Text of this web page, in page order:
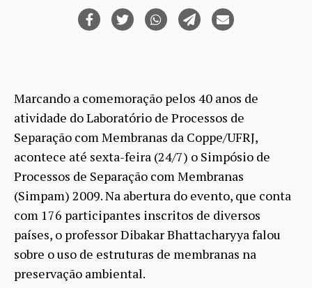
Marcando a comemoração pelos 40 anos de
atividade do Laboratório de Processos de
Separação com Membranas da Coppe/UFRJ,
acontece até sexta-feira (24/7) o Simpósio de
Processos de Separação com Membranas
(Simpam) 2009. Na abertura do evento, que conta
com 176 participantes inscritos de diversos
países, o professor Dibakar Bhattacharyya falou
sobre o uso de estruturas de membranas na
preservação ambiental.